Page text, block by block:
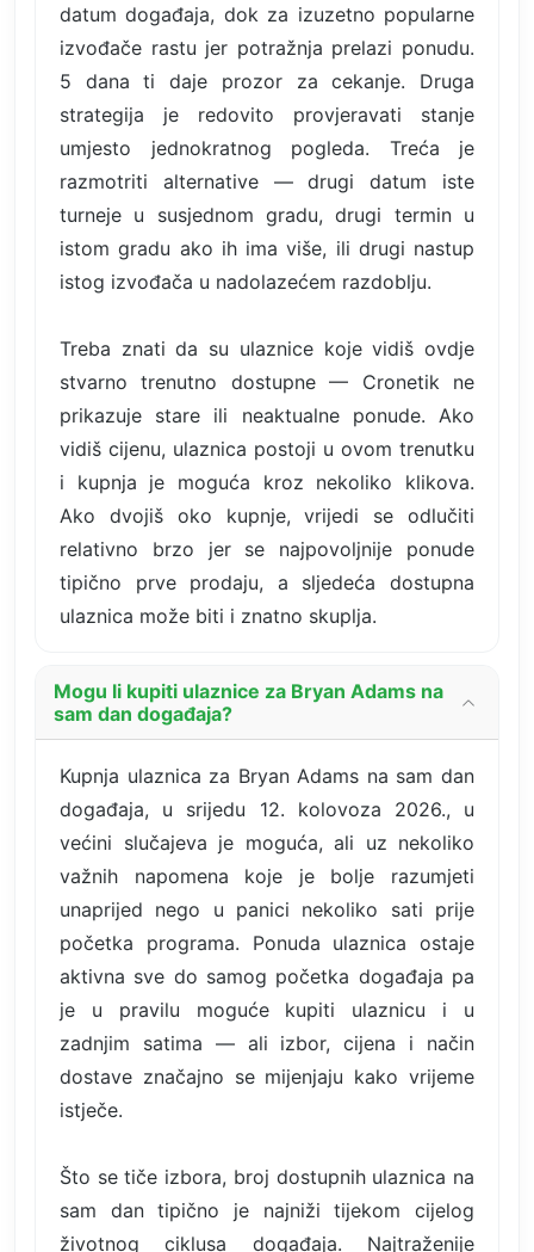
datum događaja, dok za izuzetno popularne
izvođače rastu jer potražnja prelazi ponudu.
5 dana ti daje prozor za cekanje. Druga
strategija je redovito provjeravati stanje
umjesto jednokratnog pogleda. Treća je
razmotriti alternative — drugi datum iste
turneje u susjednom gradu, drugi termin u
istom gradu ako ih ima više, ili drugi nastup
istog izvođača u nadolazećem razdoblju.
Treba znati da su ulaznice koje vidiš ovdje
stvarno trenutno dostupne — Cronetik ne
prikazuje stare ili neaktualne ponude. Ako
vidiš cijenu, ulaznica postoji u ovom trenutku
i kupnja je moguća kroz nekoliko klikova.
Ako dvojiš oko kupnje, vrijedi se odlučiti
relativno brzo jer se najpovoljnije ponude
tipično prve prodaju, a sljedeća dostupna
ulaznica može biti i znatno skuplja.
Mogu li kupiti ulaznice za Bryan Adams na
sam dan događaja?
Kupnja ulaznica za Bryan Adams na sam dan
događaja, u srijedu 12. kolovoza 2026., u
većini slučajeva je moguća, ali uz nekoliko
važnih napomena koje je bolje razumjeti
unaprijed nego u panici nekoliko sati prije
početka programa. Ponuda ulaznica ostaje
aktivna sve do samog početka događaja pa
je u pravilu moguće kupiti ulaznicu i u
zadnjim satima — ali izbor, cijena i način
dostave značajno se mijenjaju kako vrijeme
istječe.
Što se tiče izbora, broj dostupnih ulaznica na
sam dan tipično je najniži tijekom cijelog
životnog ciklusa događaja. Najtraženije